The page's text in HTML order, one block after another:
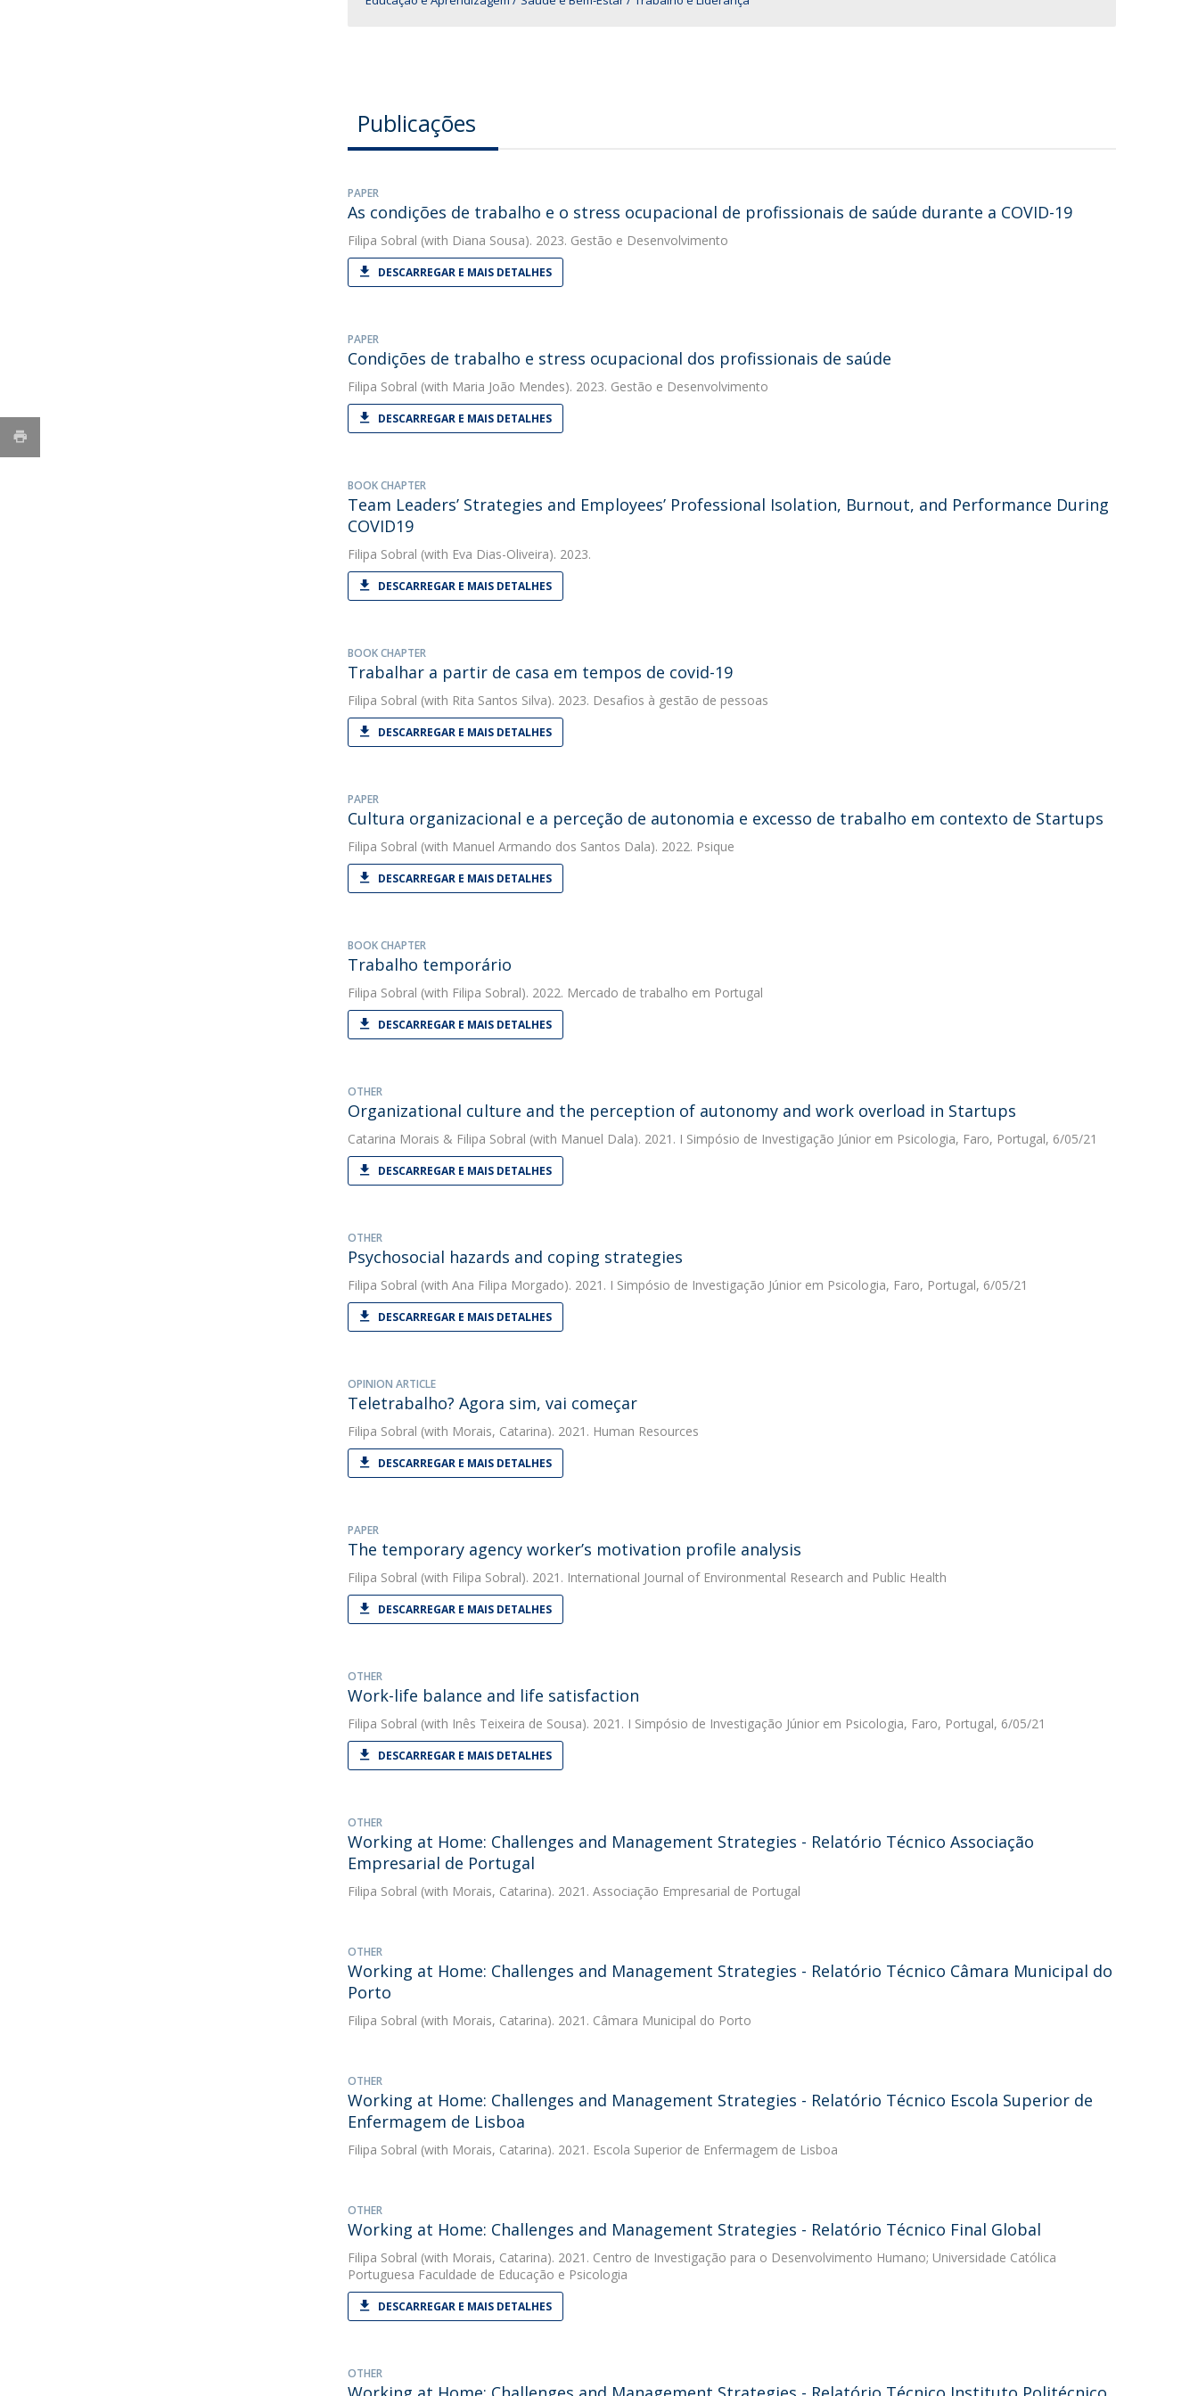
Publicações
PAPER
As condições de trabalho e o stress ocupacional de profissionais de saúde durante a COVID-19
Filipa Sobral (with Diana Sousa). 2023. Gestão e Desenvolvimento
DESCARREGAR E MAIS DETALHES
PAPER
Condições de trabalho e stress ocupacional dos profissionais de saúde
Filipa Sobral (with Maria João Mendes). 2023. Gestão e Desenvolvimento
DESCARREGAR E MAIS DETALHES
BOOK CHAPTER
Team Leaders’ Strategies and Employees’ Professional Isolation, Burnout, and Performance During
COVID19
Filipa Sobral (with Eva Dias-Oliveira). 2023.
DESCARREGAR E MAIS DETALHES
BOOK CHAPTER
Trabalhar a partir de casa em tempos de covid-19
Filipa Sobral (with Rita Santos Silva). 2023. Desafios à gestão de pessoas
DESCARREGAR E MAIS DETALHES
PAPER
Cultura organizacional e a perceção de autonomia e excesso de trabalho em contexto de Startups
Filipa Sobral (with Manuel Armando dos Santos Dala). 2022. Psique
DESCARREGAR E MAIS DETALHES
BOOK CHAPTER
Trabalho temporário
Filipa Sobral (with Filipa Sobral). 2022. Mercado de trabalho em Portugal
DESCARREGAR E MAIS DETALHES
OTHER
Organizational culture and the perception of autonomy and work overload in Startups
Catarina Morais & Filipa Sobral (with Manuel Dala). 2021. I Simpósio de Investigação Júnior em Psicologia, Faro, Portugal, 6/05/21
DESCARREGAR E MAIS DETALHES
OTHER
Psychosocial hazards and coping strategies
Filipa Sobral (with Ana Filipa Morgado). 2021. I Simpósio de Investigação Júnior em Psicologia, Faro, Portugal, 6/05/21
DESCARREGAR E MAIS DETALHES
OPINION ARTICLE
Teletrabalho? Agora sim, vai começar
Filipa Sobral (with Morais, Catarina). 2021. Human Resources
DESCARREGAR E MAIS DETALHES
PAPER
The temporary agency worker’s motivation profile analysis
Filipa Sobral (with Filipa Sobral). 2021. International Journal of Environmental Research and Public Health
DESCARREGAR E MAIS DETALHES
OTHER
Work-life balance and life satisfaction
Filipa Sobral (with Inês Teixeira de Sousa). 2021. I Simpósio de Investigação Júnior em Psicologia, Faro, Portugal, 6/05/21
DESCARREGAR E MAIS DETALHES
OTHER
Working at Home: Challenges and Management Strategies - Relatório Técnico Associação
Empresarial de Portugal
Filipa Sobral (with Morais, Catarina). 2021. Associação Empresarial de Portugal
OTHER
Working at Home: Challenges and Management Strategies - Relatório Técnico Câmara Municipal do
Porto
Filipa Sobral (with Morais, Catarina). 2021. Câmara Municipal do Porto
OTHER
Working at Home: Challenges and Management Strategies - Relatório Técnico Escola Superior de
Enfermagem de Lisboa
Filipa Sobral (with Morais, Catarina). 2021. Escola Superior de Enfermagem de Lisboa
OTHER
Working at Home: Challenges and Management Strategies - Relatório Técnico Final Global
Filipa Sobral (with Morais, Catarina). 2021. Centro de Investigação para o Desenvolvimento Humano; Universidade Católica
Portuguesa Faculdade de Educação e Psicologia
DESCARREGAR E MAIS DETALHES
OTHER